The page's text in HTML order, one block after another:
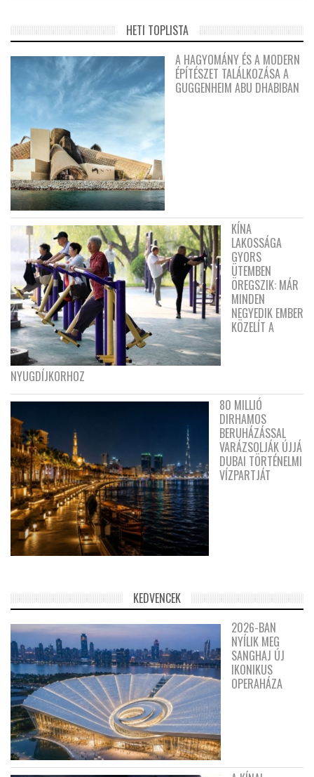
HETI TOPLISTA
A HAGYOMÁNY ÉS A MODERN
ÉPÍTÉSZET TALÁLKOZÁSA A
GUGGENHEIM ABU DHABIBAN
KÍNA
LAKOSSÁGA
GYORS
ÜTEMBEN
ÖREGSZIK: MÁR
MINDEN
NEGYEDIK EMBER
KÖZELÍT A
NYUGDÍJKORHOZ
80 MILLIÓ
DIRHAMOS
BERUHÁZÁSSAL
VARÁZSOLJÁK ÚJJÁ
DUBAI TÖRTÉNELMI
VÍZPARTJÁT
KEDVENCEK
2026-BAN
NYÍLIK MEG
SANGHAJ ÚJ
IKONIKUS
OPERAHÁZA